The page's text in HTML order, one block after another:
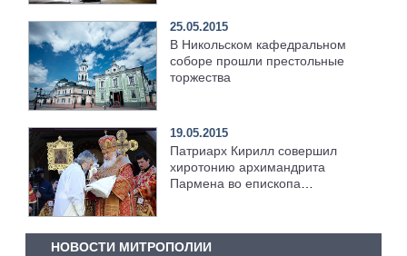
25.05.2015
В Никольском кафедральном
соборе прошли престольные
торжества
19.05.2015
Патриарх Кирилл совершил
хиротонию архимандрита
Пармена во епископа
НОВОСТИ МИТРОПОЛИИ